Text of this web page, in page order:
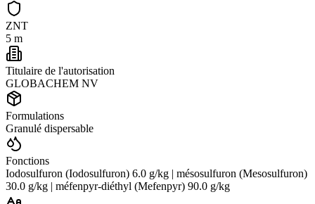
ZNT
5 m
Titulaire de l'autorisation
GLOBACHEM NV
Formulations
Granulé dispersable
Fonctions
Iodosulfuron (Iodosulfuron) 6.0 g/kg | mésosulfuron (Mesosulfuron)
30.0 g/kg | méfenpyr-diéthyl (Mefenpyr) 90.0 g/kg